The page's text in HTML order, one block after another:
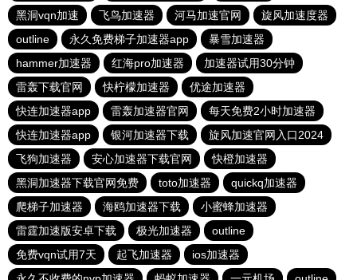
黑洞vqn加速
飞鸟加速器 河马加速官网
旋风加速度器
outline
永久免费梯子加速器app
暴雪加速器
hammer加速器
红海pro加速器
加速器试用30分钟
雷轰下载官网
快柠檬加速器
优途加速器
快连加速器app
雷轰加速器官网
每天免费2小时加速器
快连加速器app
银河加速器下载
旋风加速官网入口2024
飞狗加速器
安心加速器下载官网
快橙加速器
黑洞加速器下载官网免费
toto加速器
quickq加速器
爬梯子加速器
海鸥加速器下载
小蜜蜂加速器
雷霆加速版安卓下载
极光加速器
outline
免费vqn试用7天
起飞加速器
ios加速器